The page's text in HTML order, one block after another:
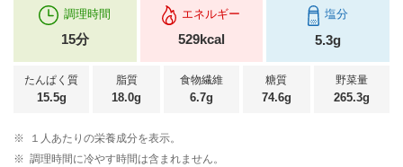
調理時間
15分
エネルギー
529kcal
塩分
5.3g
たんぱく質
15.5g
脂質
18.0g
食物繊維
6.7g
糖質
74.6g
野菜量
265.3g
※
１人あたりの栄養成分を表示。
※ 調理時間に冷やす時間は含まれません。